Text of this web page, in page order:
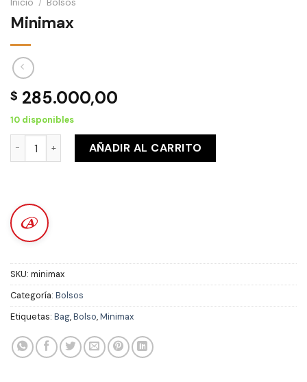
Minimax
$ 285.000,00
10 disponibles
Minimax cantidadAÑADIR AL CARRITO
SKU: minimax
Categoría: Bolsos
Etiquetas: Bag,Bolso,Minimax